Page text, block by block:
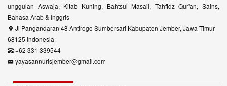
unggulan Aswaja, Kitab Kuning, Bahtsul Masail, Tahfidz Qur'an, Sains,
Bahasa Arab & Inggris
Jl Pangandaran 48 Antirogo Sumbersari Kabupaten Jember, Jawa Timur
68125 Indonesia
+62 331 339544
yayasannurisjember@gmail.com